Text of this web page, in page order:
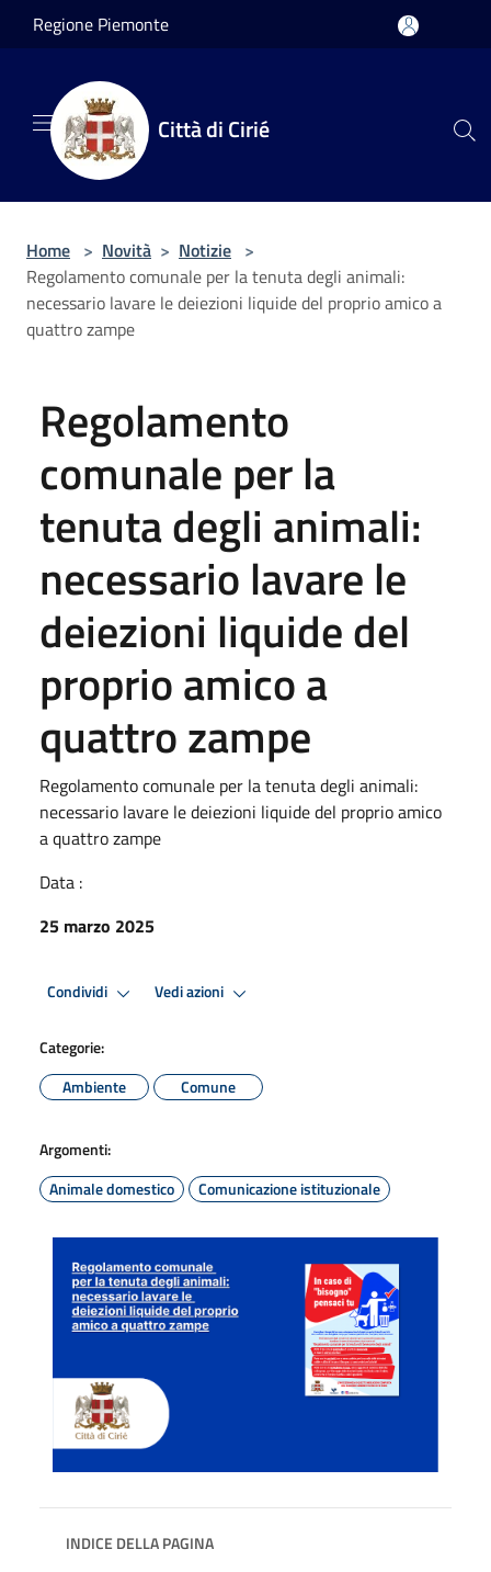
Salta al contenuto principale
Regione Piemonte
Città di Cirié
Home > Novità > Notizie >
Regolamento comunale per la tenuta degli animali:
necessario lavare le deiezioni liquide del proprio amico a
quattro zampe
Regolamento
comunale per la
tenuta degli animali:
necessario lavare le
deiezioni liquide del
proprio amico a
quattro zampe
Regolamento comunale per la tenuta degli animali:
necessario lavare le deiezioni liquide del proprio amico
a quattro zampe
Data :
25 marzo 2025
Condividi Vedi azioni
Categorie:
Ambiente
Comune
Argomenti:
Animale domestico
Comunicazione istituzionale
INDICE DELLA PAGINA